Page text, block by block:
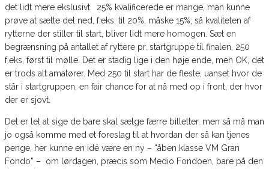
det lidt mere ekslusivt. 25% kvalificerede er mange, man kunne
prøve at sætte det ned, f.eks. til 20%, måske 15%, så kvaliteten af
rytterne der stiller til start, bliver lidt mere homogen. Sæt en
begrænsning på antallet af ryttere pr. startgruppe til finalen, 250
f.eks, først til mølle. Det er stadig lige i den høje ende, men OK, det
er trods alt amatører. Med 250 til start har de fleste, uanset hvor de
står i startgruppen, en fair chance for at nå med op i front, der hvor
der er sjovt.
Det er let at sige de bare skal sælge færre billetter, men så må man
jo også komme med et foreslag til at hvordan der så kan tjenes
penge, her kunne en idé være en ny – “åben klasse VM Gran
Fondo” – om lørdagen, præcis som Medio Fondoen, bare på den